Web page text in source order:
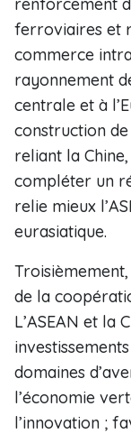
ferroviaires et
commerce
rayonnement
centrale et à
construction
reliant la
compléter un
relie mieux
eurasiatique.
de la
L’ASEAN et la
domaines
l’économie
l’innovation ;